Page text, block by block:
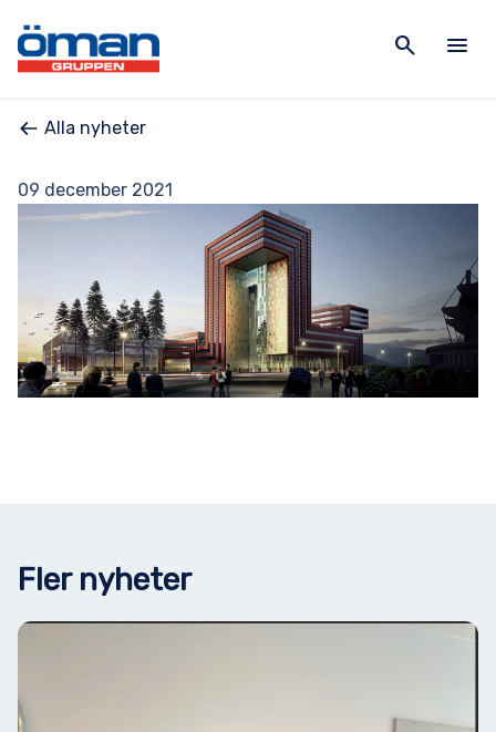
search menu
Alla nyheter
09 december 2021
Fler nyheter